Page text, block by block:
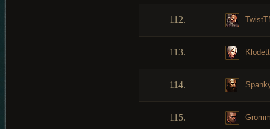
112.
113.
114.
115.